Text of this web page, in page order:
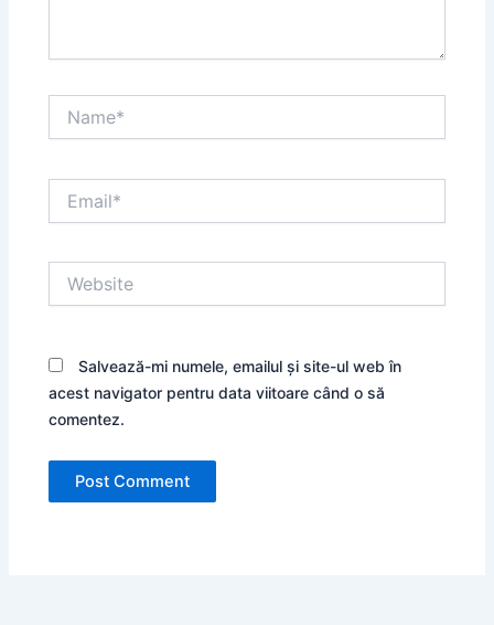
Salvează-mi numele, emailul și site-ul web în
acest navigator pentru data viitoare când o să
comentez.